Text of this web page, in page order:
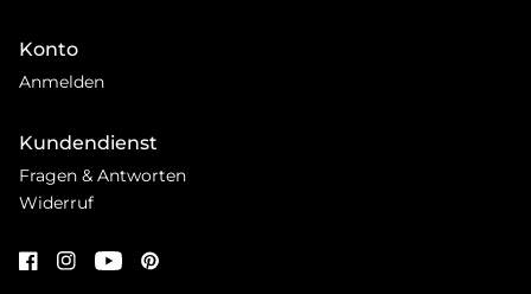
Konto
Anmelden
Kundendienst
Fragen & Antworten
Widerruf